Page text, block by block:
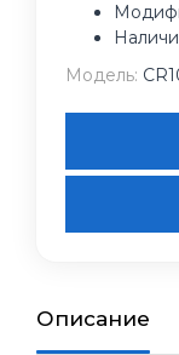
Модель:
Описание